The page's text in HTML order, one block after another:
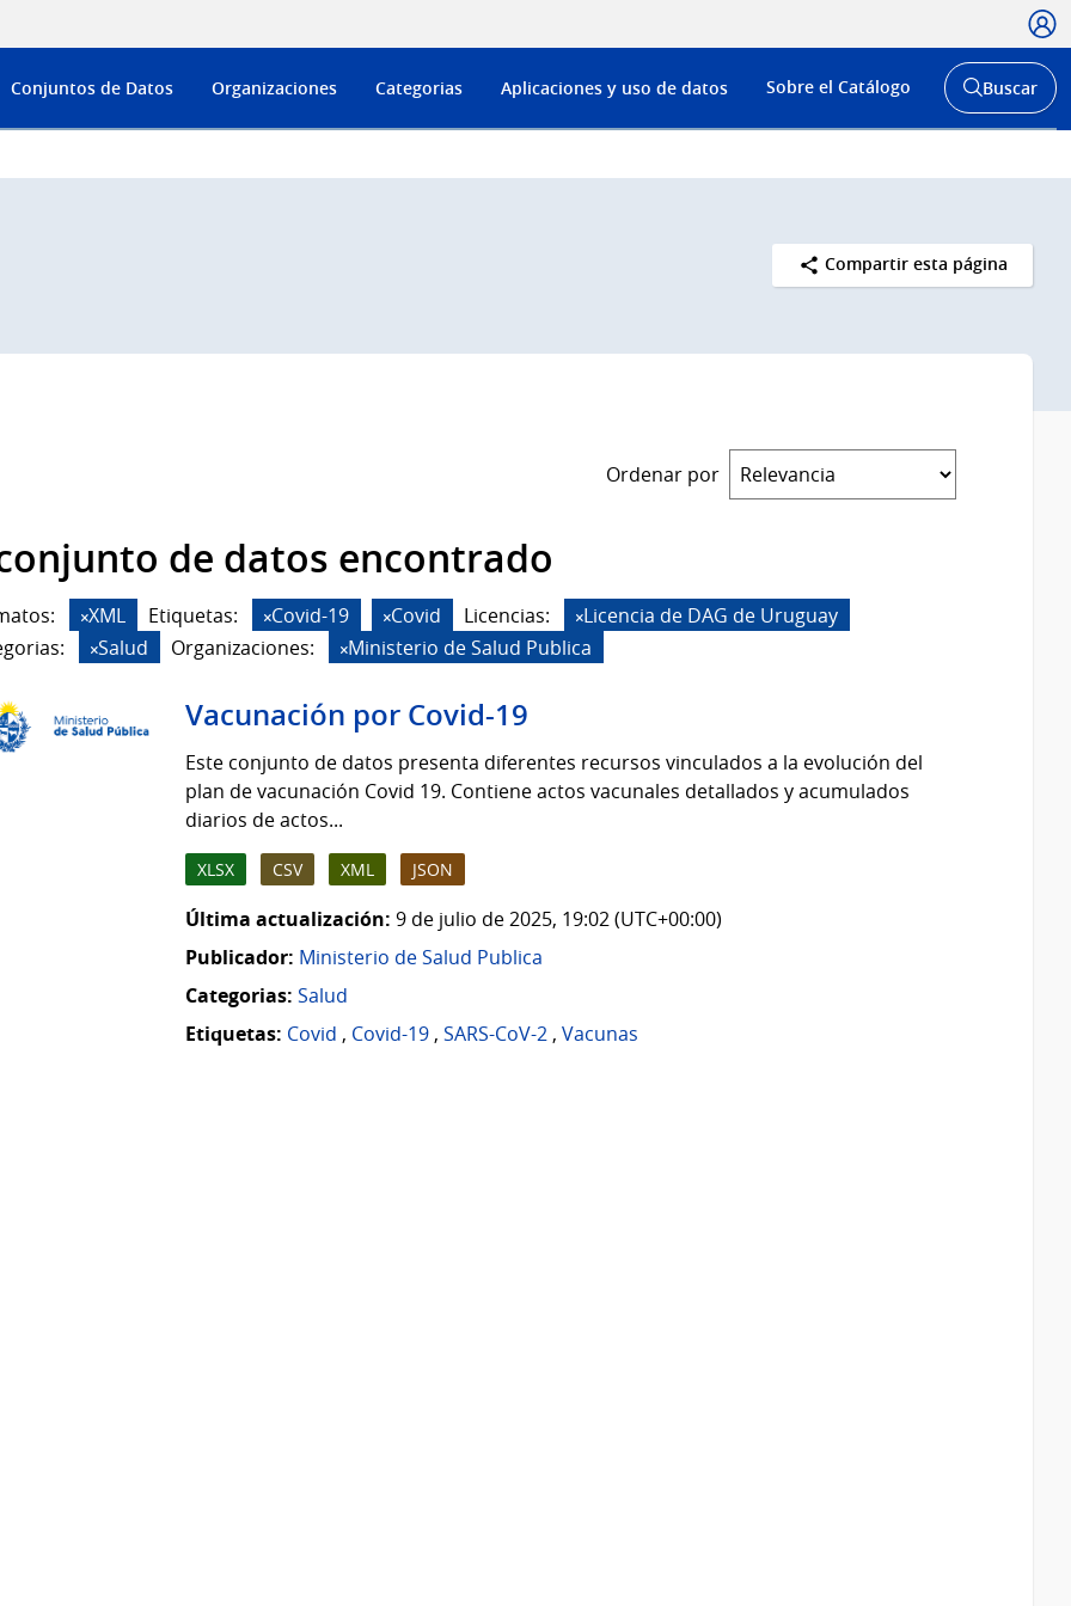
Menú
de
Conjuntos de Datos Organizaciones Categorias Aplicaciones y uso de datos Sobre el Catálogo
Abrir
buscador
Buscar
Compartir esta página
Ordenar por
de datos encontrado
XML Etiquetas: Covid-19 Covid Licencias:
Licencia de DAG de Uruguay
Salud Organizaciones: Ministerio de Salud Publica
Vacunación por Covid-19
Este conjunto de datos presenta diferentes recursos vinculados a la evolución del
plan de vacunación Covid 19. Contiene actos vacunales detallados y acumulados
diarios de actos...
XLSX CSV XML JSON
Última actualización: 9 de julio de 2025, 19:02 (UTC+00:00)
Publicador: Ministerio de Salud Publica
Categorias: Salud
Etiquetas: Covid , Covid-19, SARS-CoV-2, Vacunas